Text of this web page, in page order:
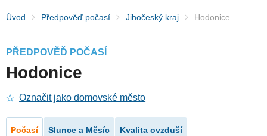
Úvod Předpověď počasí Jihočeský kraj Hodonice
PŘEDPOVĚĎ POČASÍ
Hodonice
Označit jako domovské město
Počasí Slunce a Měsíc Kvalita ovzduší